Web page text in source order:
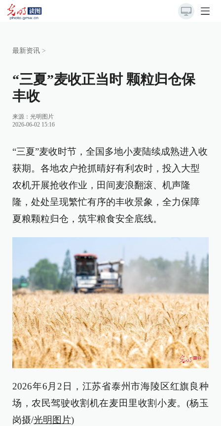
最新资讯 >
“三夏”麦收正当时 颗粒归仓保
丰收
来源： 光明图片
2026-06-02 15:16
“三夏”麦收时节，全国多地小麦陆续成熟进入收
获期。各地农户抢抓晴好有利农时，投入大型
农机开展抢收作业，田间麦浪翻滚、机声隆
隆，处处呈现繁忙有序的丰收景象，全力保障
夏粮颗粒归仓，筑牢粮食安全底线。
2026年6月2日，江苏省泰州市海陵区红旗良种
场，农民驾驶收割机在麦田里收割小麦。(杨玉
岗摄/光明图片)